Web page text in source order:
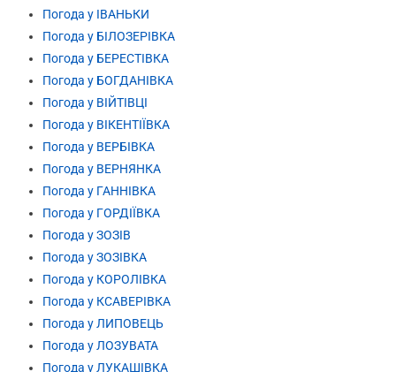
Погода у ІВАНЬКИ
Погода у БІЛОЗЕРІВКА
Погода у БЕРЕСТІВКА
Погода у БОГДАНІВКА
Погода у ВІЙТІВЦІ
Погода у ВІКЕНТІЇВКА
Погода у ВЕРБІВКА
Погода у ВЕРНЯНКА
Погода у ГАННІВКА
Погода у ГОРДІЇВКА
Погода у ЗОЗІВ
Погода у ЗОЗІВКА
Погода у КОРОЛІВКА
Погода у КСАВЕРІВКА
Погода у ЛИПОВЕЦЬ
Погода у ЛОЗУВАТА
Погода у ЛУКАШІВКА